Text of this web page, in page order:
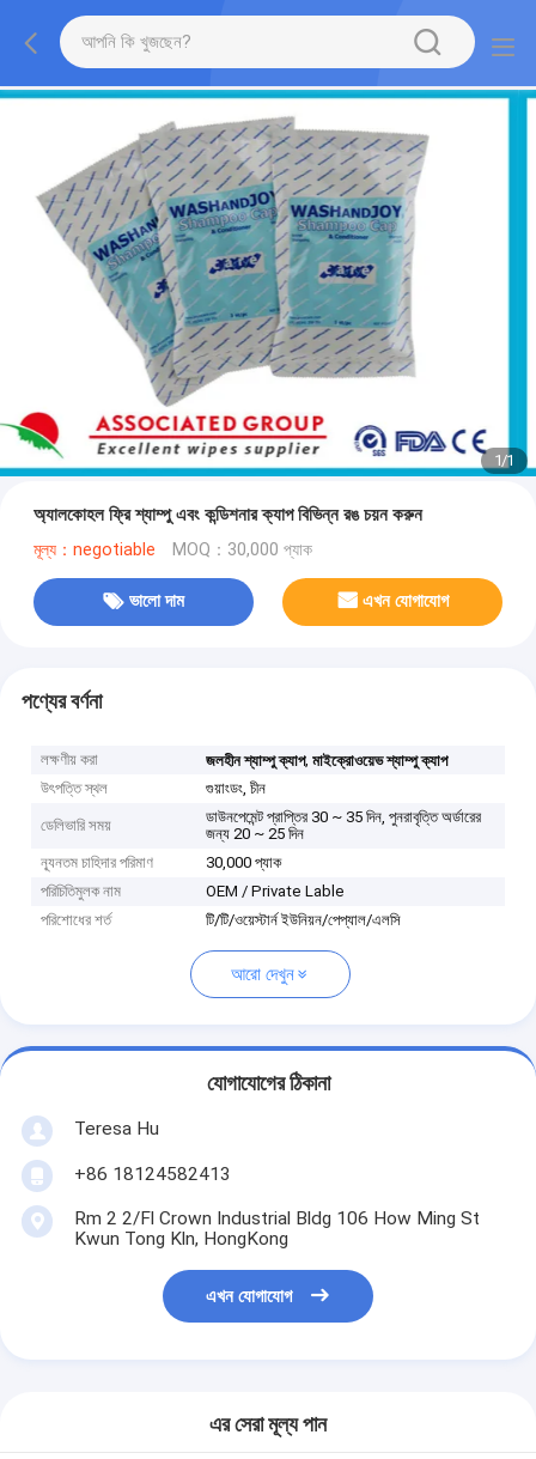
1/1
অ্যালকোহল ফ্রি শ্যাম্পু এবং কন্ডিশনার ক্যাপ বিভিন্ন রঙ চয়ন করুন
মূল্য：negotiable MOQ：30,000 প্যাক
ভালো দাম এখন যোগাযোগ
পণ্যের বর্ণনা
লক্ষণীয় করা জলহীন শ্যাম্পু ক্যাপ,মাইক্রোওয়েভ শ্যাম্পু ক্যাপ
উৎপত্তি স্থল
গুয়াংডং, চীন
ডেলিভারি সময়
ডাউনপেমেন্ট প্রাপ্তির 30 ~ 35 দিন, পুনরাবৃত্তি অর্ডারের
জন্য 20 ~ 25 দিন
ন্যূনতম চাহিদার পরিমাণ
30,000 প্যাক
পরিচিতিমুলক নাম
OEM / Private Lable
পরিশোধের শর্ত
টি/টি/ওয়েস্টার্ন ইউনিয়ন/পেপ্যাল/এলসি
আরো দেখুন
যোগাযোগের ঠিকানা
Teresa Hu
+86 18124582413
Rm 2 2/Fl Crown Industrial Bldg 106 How Ming St
Kwun Tong Kln, HongKong
এখন যোগাযোগ
এর সেরা মূল্য পান